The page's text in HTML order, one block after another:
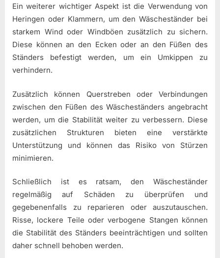
Ein weiterer wichtiger Aspekt ist die Verwendung von
Heringen oder Klammern, um den Wäscheständer bei
starkem Wind oder Windböen zusätzlich zu sichern.
Diese können an den Ecken oder an den Füßen des
Ständers befestigt werden, um ein Umkippen zu
verhindern.
Zusätzlich können Querstreben oder Verbindungen
zwischen den Füßen des Wäscheständers angebracht
werden, um die Stabilität weiter zu verbessern. Diese
zusätzlichen Strukturen bieten eine verstärkte
Unterstützung und können das Risiko von Stürzen
minimieren.
Schließlich ist es ratsam, den Wäscheständer
regelmäßig auf Schäden zu überprüfen und
gegebenenfalls zu reparieren oder auszutauschen.
Risse, lockere Teile oder verbogene Stangen können
die Stabilität des Ständers beeinträchtigen und sollten
daher schnell behoben werden.